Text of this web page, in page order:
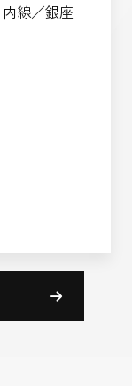
線／銀座